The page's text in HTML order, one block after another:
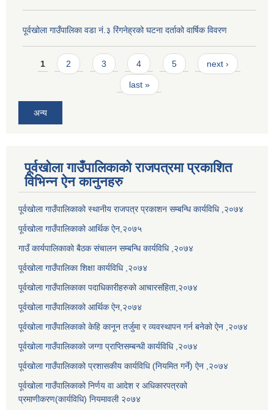
पूर्वखोला गाउँपालिका वडा नं.३ रिंगनेह्रको घटना दर्ताको वार्षिक विवरण
Pages
1 2 3 4 5 next ›
last »
अन्य
पूर्वखोला गाउँपालिकाको राजपत्रमा प्रकाशित
विभिन्न ऐन कानुनहरु
पूर्वखोला गाउँपालिकाको स्थानीय राजपत्र प्रकाशन सम्बन्धि कार्यविधि ,२०७४
पूर्वखोला गाउँपालिकाको आर्थिक ऐन,२०७५
गाउँ कार्यपालिकाको बैठक संचालन सम्बन्धि कार्यविधि ,२०७४
पूर्वखोला गाउँपालिका शिक्षा कार्यविधि ,२०७४
पूर्वखोला गाउँपालिकाका पदाधिकारीहरुको आचारसंहिता,२०७४
पूर्वखोला गाउँपालिकाको आर्थिक ऐन,२०७४
पूर्वखोला गाउँपालिकाको केहि कानून तर्जुमा र व्यवस्थापन गर्न बनेको ऐन ,२०७४
पूर्वखोला गाउँपालिकाको जग्गा प्राप्तिसम्बन्धी कार्यविधि ,२०७४
पूर्वखोला गाउँपालिकाको प्रशासकीय कार्यविधि (नियमित गर्ने) ऐन ,२०७४
पूर्वखोला गाउँपालिकाको निर्णय वा आदेश र अधिकारपत्रको
प्रमाणीकरण(कार्यविधि) नियमावली २०७४